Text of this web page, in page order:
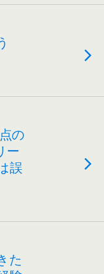
の
ー
誤
た